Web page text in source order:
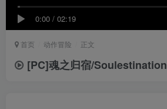
0:00 / 02:19
首页 动作冒险 正文
[PC]魂之归宿/Soulestination